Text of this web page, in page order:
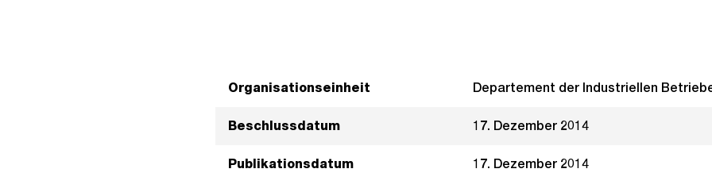
Organisationseinheit Departement der Industriellen
Beschlussdatum 17. Dezember 2014
Publikationsdatum 17. Dezember 2014